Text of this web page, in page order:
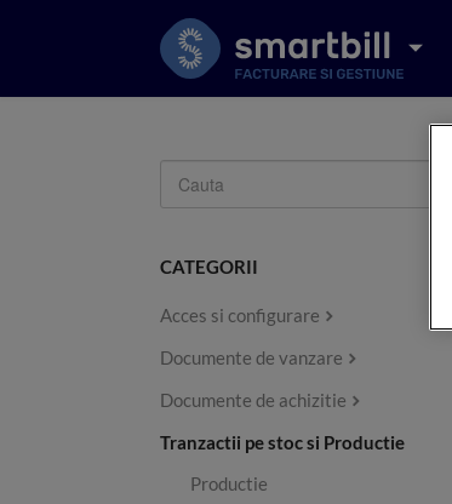
CATEGORII
Acces si configurare
Documente de vanzare
Documente de achizitie
Tranzactii pe stoc si Productie
Productie